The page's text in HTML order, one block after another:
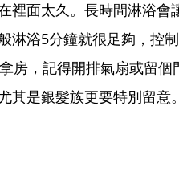
裡面太久。長時間淋浴會
淋浴5分鐘就很足夠，控
房，記得開排氣扇或留個
是銀髮族更要特別留意。